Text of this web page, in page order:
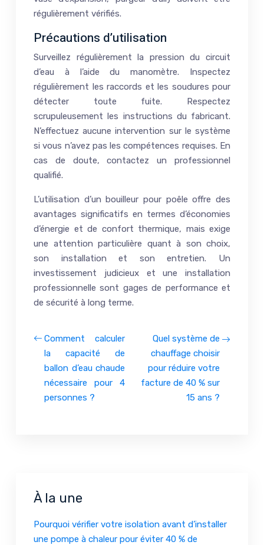
régulièrement vérifiés.
Précautions d’utilisation
Surveillez régulièrement la pression du circuit
d’eau à l’aide du manomètre. Inspectez
régulièrement les raccords et les soudures pour
détecter toute fuite. Respectez
scrupuleusement les instructions du fabricant.
N’effectuez aucune intervention sur le système
si vous n’avez pas les compétences requises. En
cas de doute, contactez un professionnel
qualifié.
L’utilisation d’un bouilleur pour poêle offre des
avantages significatifs en termes d’économies
d’énergie et de confort thermique, mais exige
une attention particulière quant à son choix,
son installation et son entretien. Un
investissement judicieux et une installation
professionnelle sont gages de performance et
de sécurité à long terme.
Comment calculer
la capacité de
ballon d’eau chaude
nécessaire pour 4
personnes ?
Quel système de
chauffage choisir
pour réduire votre
facture de 40 % sur
15 ans ?
À la une
Pourquoi vérifier votre isolation avant d’installer
une pompe à chaleur pour éviter 40 % de